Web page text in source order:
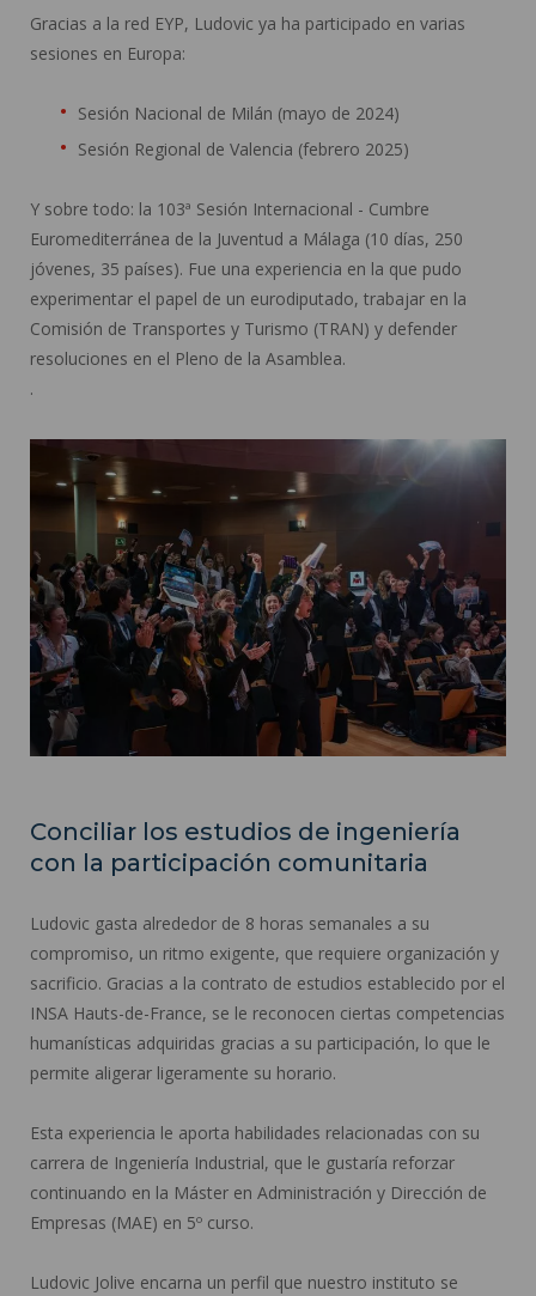
Gracias a la red EYP, Ludovic ya ha participado en varias
sesiones en Europa:
Sesión Nacional de Milán (mayo de 2024)
Sesión Regional de Valencia (febrero 2025)
Y sobre todo: la 103ª Sesión Internacional - Cumbre
Euromediterránea de la Juventud a Málaga (10 días, 250
jóvenes, 35 países). Fue una experiencia en la que pudo
experimentar el papel de un eurodiputado, trabajar en la
Comisión de Transportes y Turismo (TRAN) y defender
resoluciones en el Pleno de la Asamblea.
.
Conciliar los estudios de ingeniería
con la participación comunitaria
Ludovic gasta alrededor de 8 horas semanales a su
compromiso, un ritmo exigente, que requiere organización y
sacrificio. Gracias a la contrato de estudios establecido por el
INSA Hauts-de-France, se le reconocen ciertas competencias
humanísticas adquiridas gracias a su participación, lo que le
permite aligerar ligeramente su horario.
Esta experiencia le aporta habilidades relacionadas con su
carrera de Ingeniería Industrial, que le gustaría reforzar
continuando en la Máster en Administración y Dirección de
Empresas (MAE) en 5º curso.
Ludovic Jolive encarna un perfil que nuestro instituto se